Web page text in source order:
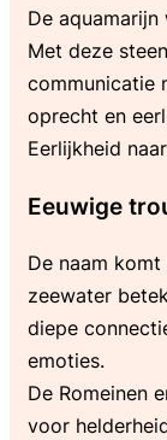
De
Met deze
communicatie
oprecht en
Eerlijkheid
Eeuwige
De naam
zeewater
diepe
emoties.
De Romeinen
voor